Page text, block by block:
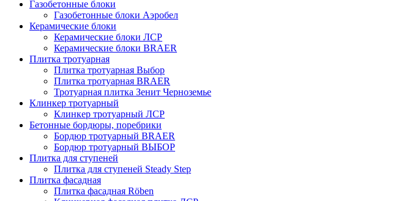
Газобетонные блоки
Газобетонные блоки Аэробел
Керамические блоки
Керамические блоки ЛСР
Керамические блоки BRAER
Плитка тротуарная
Плитка тротуарная Выбор
Плитка тротуарная BRAER
Тротуарная плитка Зенит Черноземье
Клинкер тротуарный
Клинкер тротуарный ЛСР
Бетонные бордюры, поребрики
Бордюр тротуарный BRAER
Бордюр тротуарный ВЫБОР
Плитка для ступеней
Плитка для ступеней Steady Step
Плитка фасадная
Плитка фасадная Röben